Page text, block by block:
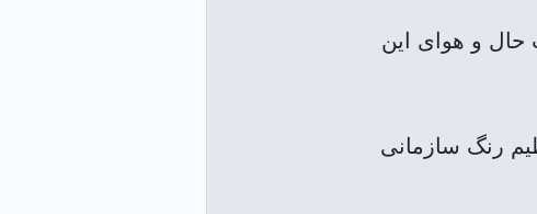
حال و هوای این
رنگ سازمانی